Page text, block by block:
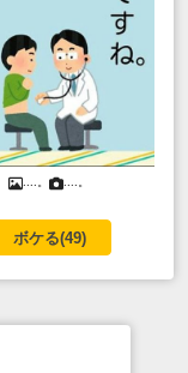
ボケる(49)